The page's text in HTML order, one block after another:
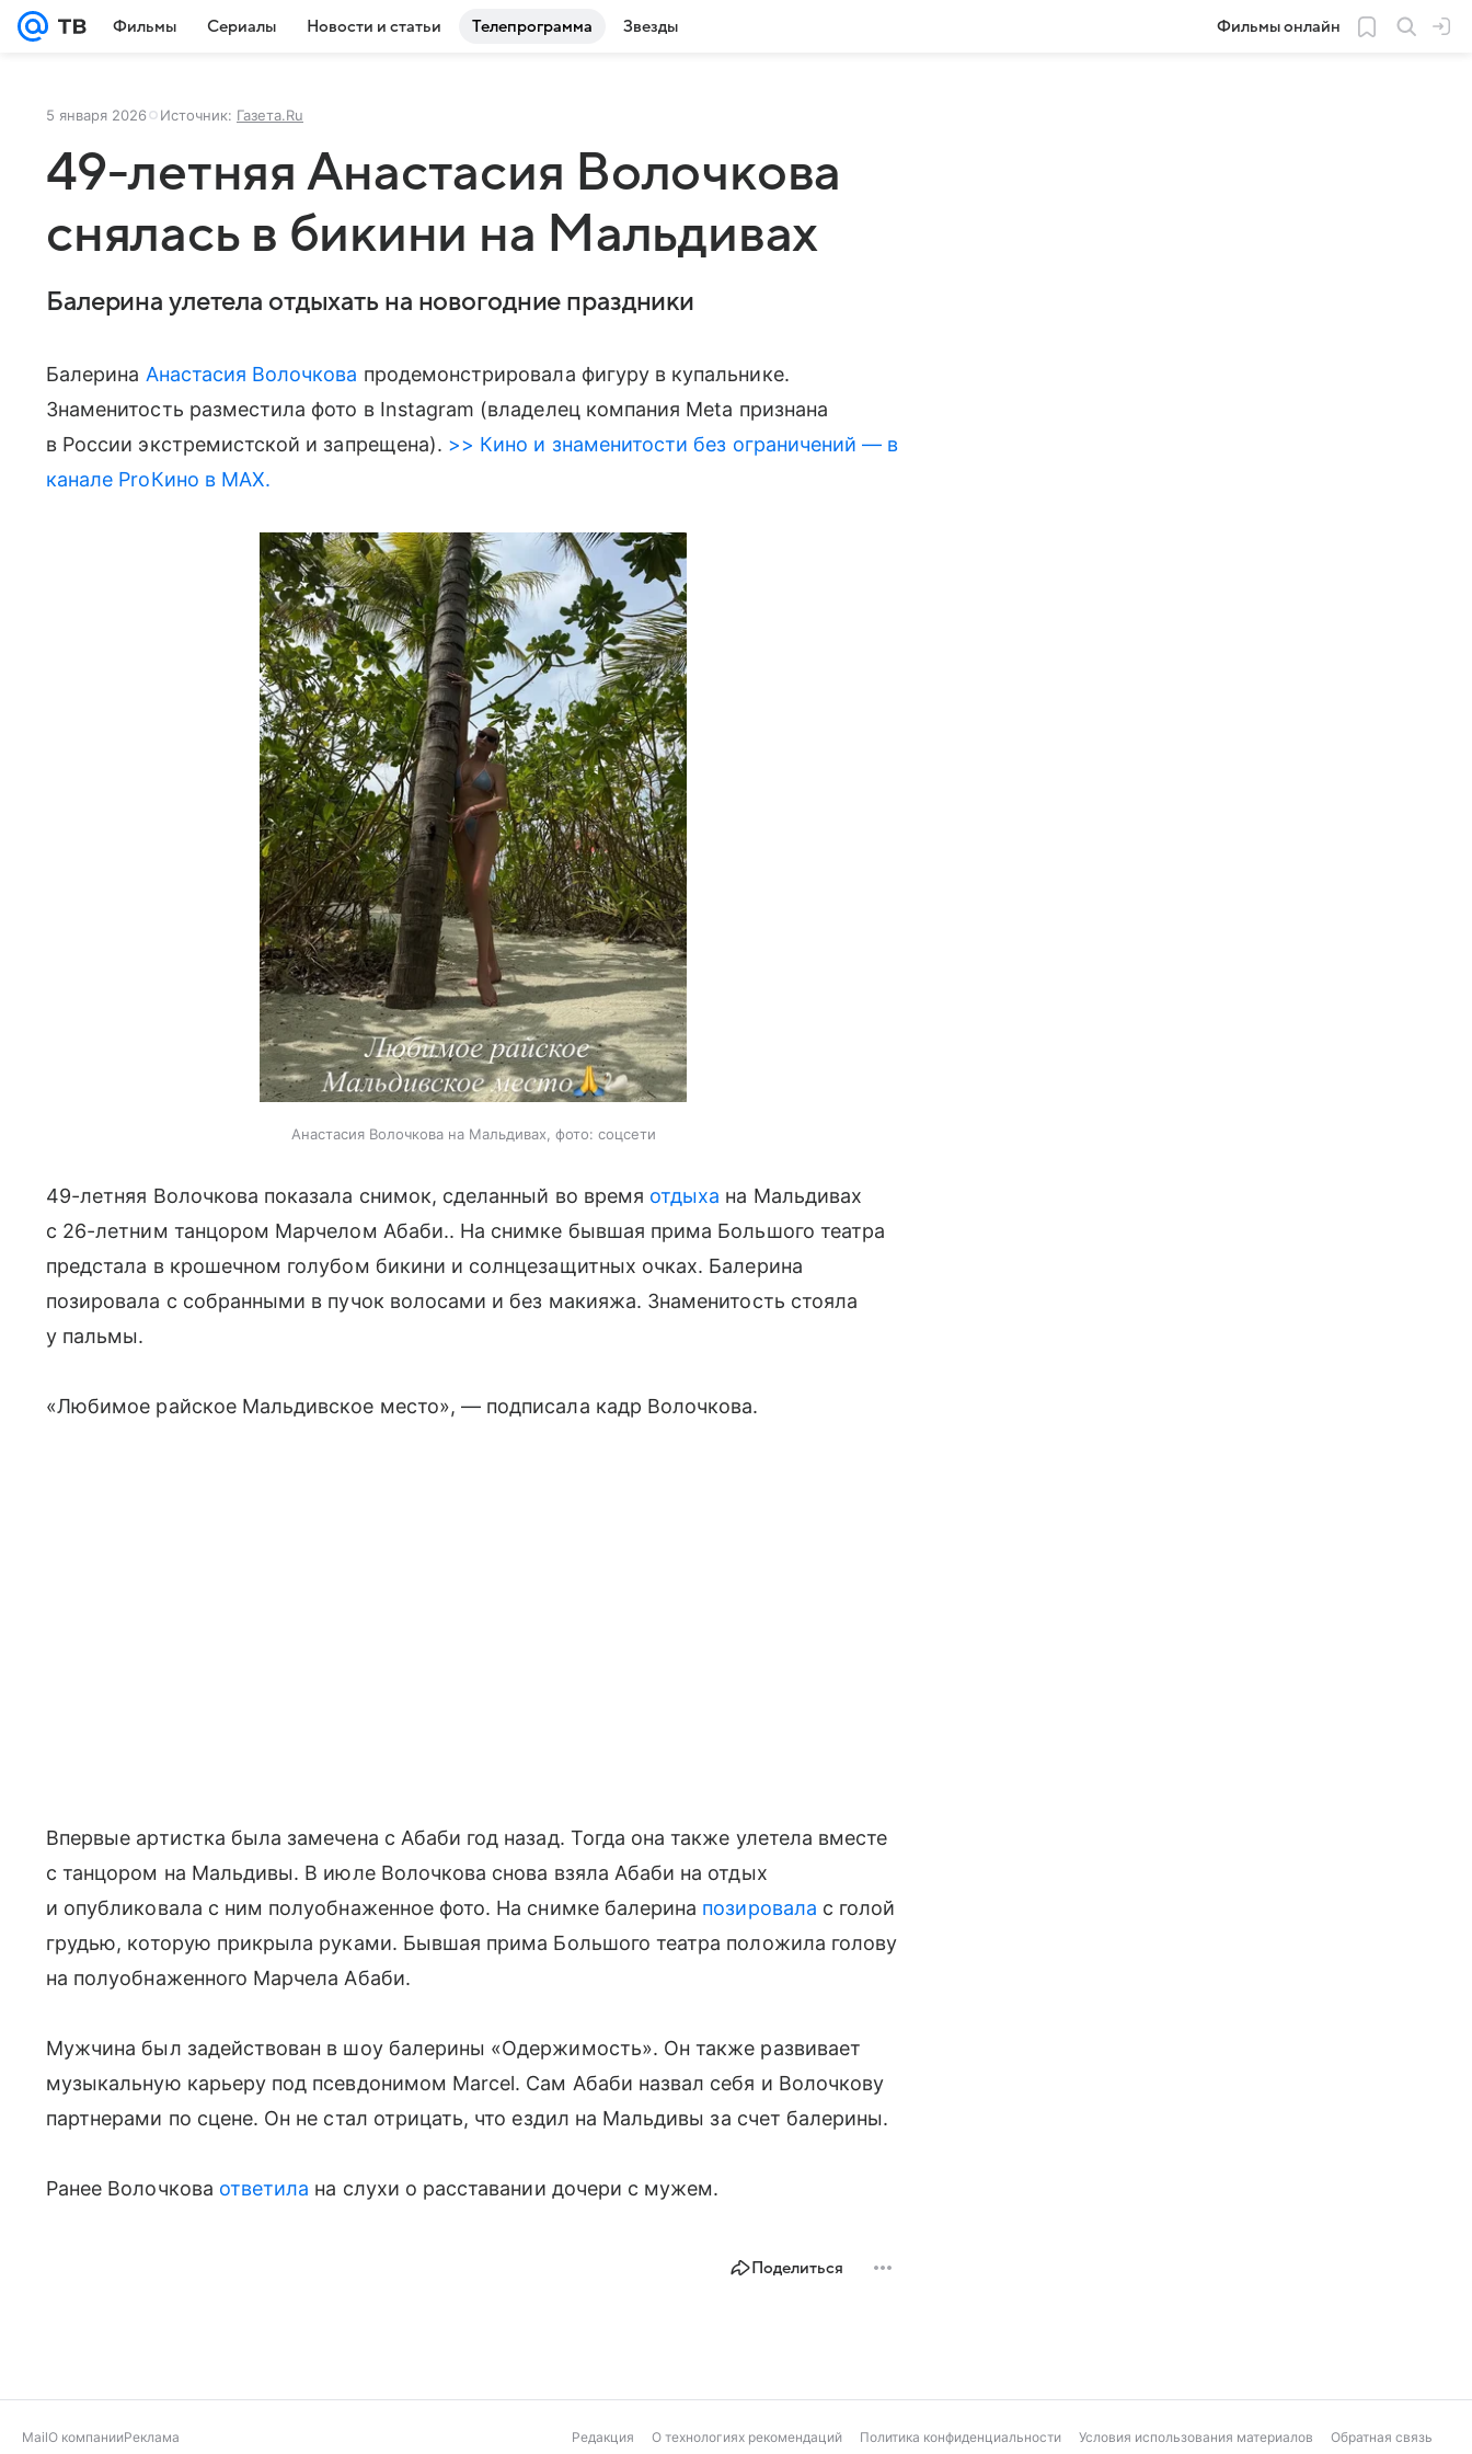
Фильмы Сериалы Новости и статьи Телепрограмма Звезды Фильмы онлайн
5 января 2026 Источник: Газета.Ru
49-летняя Анастасия Волочкова
снялась в бикини на Мальдивах
Балерина улетела отдыхать на новогодние праздники
Балерина Анастасия Волочкова продемонстрировала фигуру в купальнике.
Знаменитость разместила фото в Instagram (владелец компания Meta признана
в России экстремистской и запрещена). >> Кино и знаменитости без ограничений — в
канале ProКино в MAX.
Анастасия Волочкова на Мальдивах, фото: соцсети
49-летняя Волочкова показала снимок, сделанный во время отдыха на Мальдивах
с 26-летним танцором Марчелом Абаби.. На снимке бывшая прима Большого театра
предстала в крошечном голубом бикини и солнцезащитных очках. Балерина
позировала с собранными в пучок волосами и без макияжа. Знаменитость стояла
у пальмы.
«Любимое райское Мальдивское место», — подписала кадр Волочкова.
Впервые артистка была замечена с Абаби год назад. Тогда она также улетела вместе
с танцором на Мальдивы. В июле Волочкова снова взяла Абаби на отдых
и опубликовала с ним полуобнаженное фото. На снимке балерина позировала с голой
грудью, которую прикрыла руками. Бывшая прима Большого театра положила голову
на полуобнаженного Марчела Абаби.
Мужчина был задействован в шоу балерины «Одержимость». Он также развивает
музыкальную карьеру под псевдонимом Marcel. Сам Абаби назвал себя и Волочкову
партнерами по сцене. Он не стал отрицать, что ездил на Мальдивы за счет балерины.
Ранее Волочкова ответила на слухи о расставании дочери с мужем.
Поделиться
MailО компанииРеклама Редакция О технологиях рекомендаций Политика конфиденциальности Условия использования материалов Обратная связь